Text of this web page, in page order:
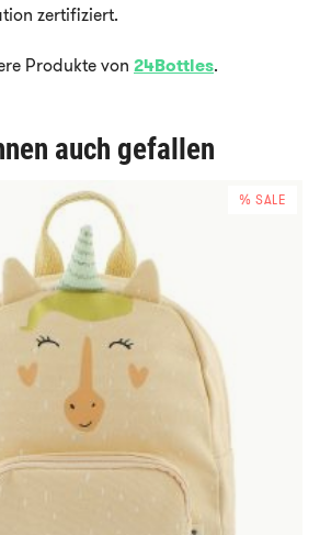
zertifiziert.
Produkte von 24Bottles.
auch gefallen
% SALE